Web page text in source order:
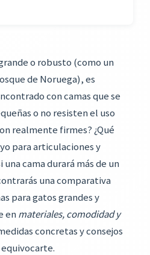
o robusto (como un
de Noruega), es
con camas que se
o no resisten el uso
realmente firmes? ¿Qué
para articulaciones y
una cama durará más de un
una comparativa
para gatos grandes y
enmateriales, comodidad y
concretas y consejos